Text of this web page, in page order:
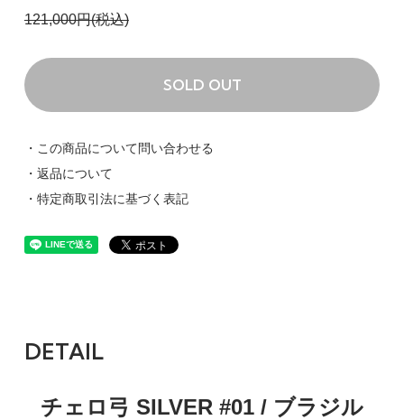
121,000円(税込)
SOLD OUT
・この商品について問い合わせる
・返品について
・特定商取引法に基づく表記
DETAIL
チェロ弓 SILVER #01 / ブラジル